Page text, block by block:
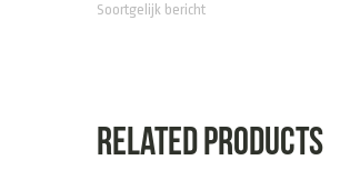
Soortgelijk bericht
Related products